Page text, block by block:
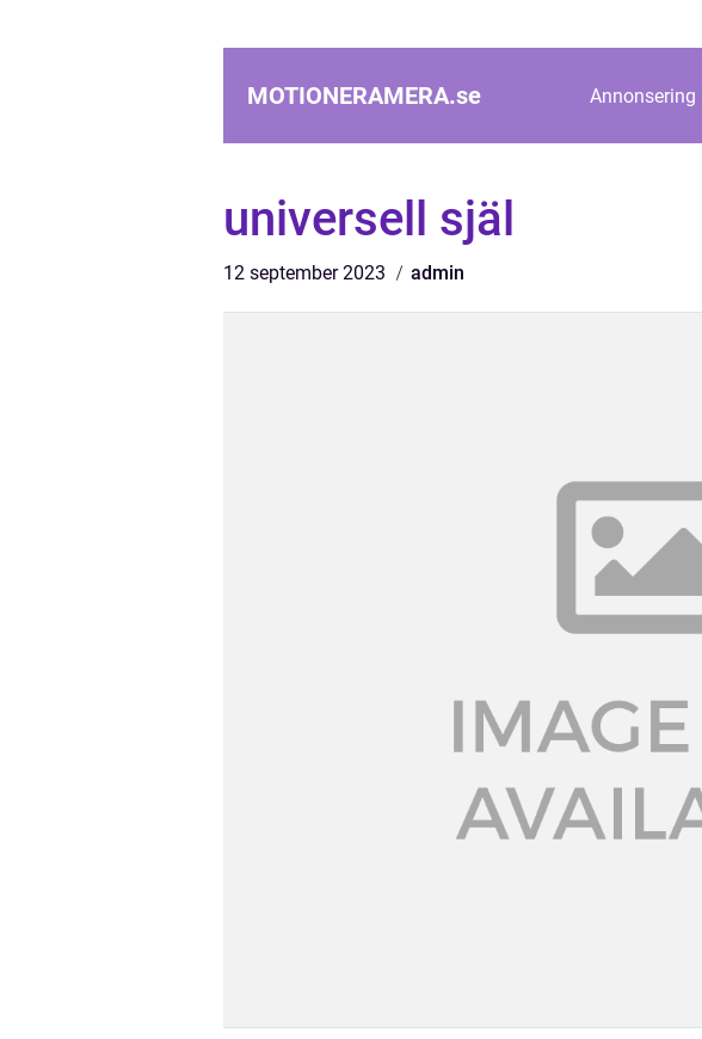
MOTIONERAMERA.se Annonsering
universell själ
12 september 2023 admin